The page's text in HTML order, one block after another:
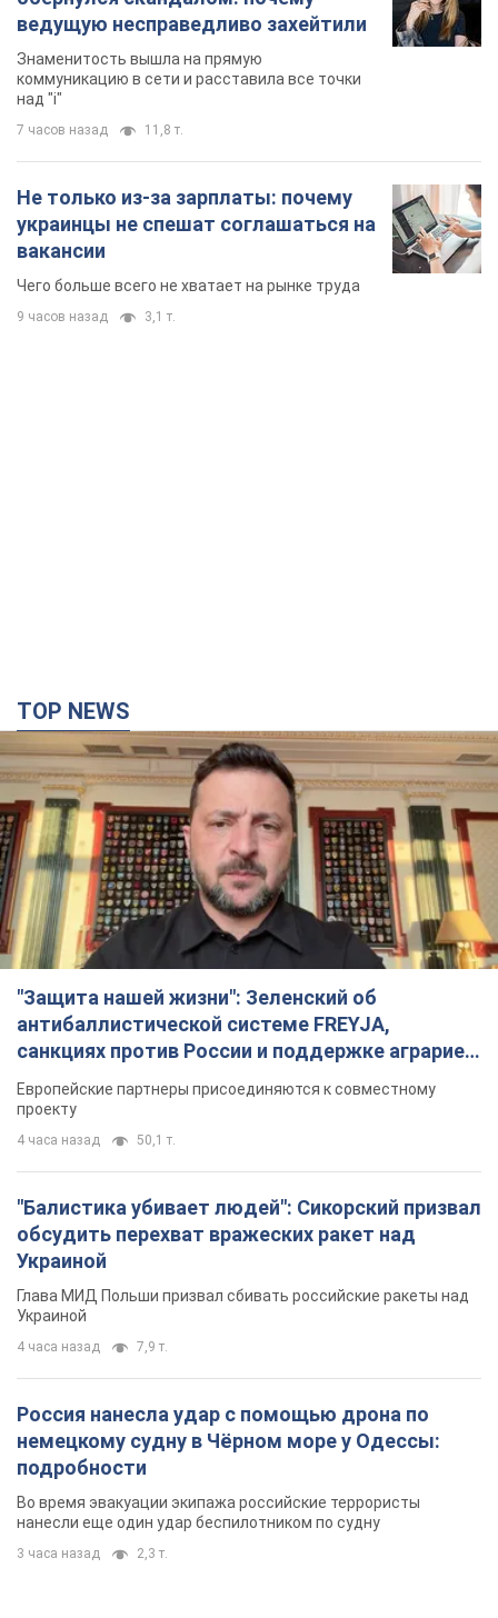
вакансии
Чего больше всего не хватает на рынке труда
9 часов назад
"Защита нашей жизни": Зеленский об
антибаллистической системе FREYJA,
санкциях против России и поддержке аграриев.
Видео
Европейские партнеры присоединяются к совместному
проекту
4 часа назад 50,1 т.
"Балистика убивает людей": Сикорский призвал
обсудить перехват вражеских ракет над
Украиной
Россия нанесла удар с помощью дрона по
немецкому судну в Чёрном море у Одессы:
подробности
нанесли еще один удар беспилотником по судну